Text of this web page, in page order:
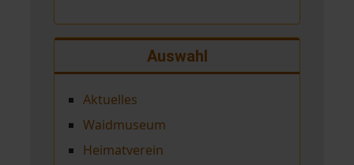
Auswahl
Aktuelles
Waidmuseum
Heimatverein